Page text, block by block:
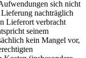
sich nicht
Lieferung nachträglich
Lieferort verbracht
seinem
kein Mangel vor,